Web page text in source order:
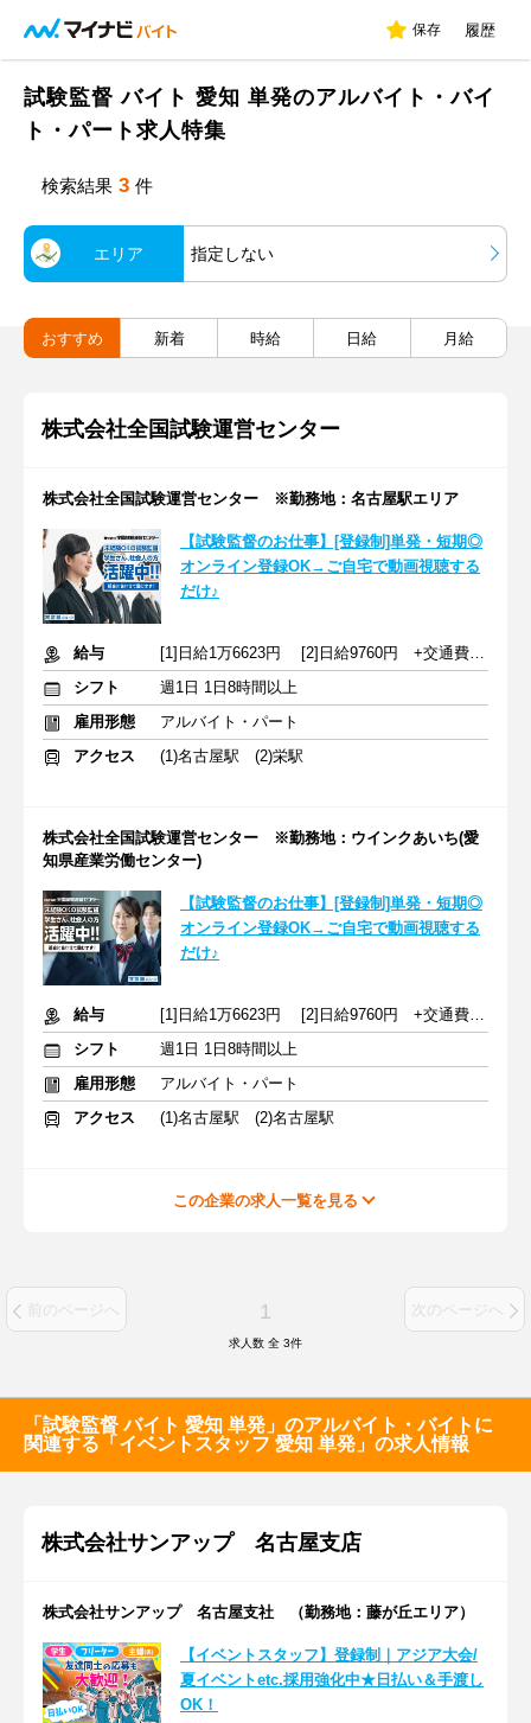
保存 履歴
試験監督 バイト 愛知 単発のアルバイト・バイ
ト・パート求人特集
検索結果 3 件
エリア 指定しない
おすすめ 新着 時給 日給 月給
株式会社全国試験運営センター
株式会社全国試験運営センター ※勤務地：名古屋駅エリア
【試験監督のお仕事】[登録制]単発・短期◎
オンライン登録OK→ご自宅で動画視聴する
だけ♪
給与
[1]日給1万6623円 [2]日給9760円 +交通費規定支給
シフト
週1日 1日8時間以上
雇用形態
アルバイト・パート
アクセス
(1)名古屋駅 (2)栄駅
株式会社全国試験運営センター ※勤務地：ウインクあいち(愛
知県産業労働センター)
【試験監督のお仕事】[登録制]単発・短期◎
オンライン登録OK→ご自宅で動画視聴する
だけ♪
給与
[1]日給1万6623円 [2]日給9760円 +交通費規定支給
シフト
週1日 1日8時間以上
雇用形態
アルバイト・パート
アクセス
(1)名古屋駅 (2)名古屋駅
この企業の求人一覧を見る
前のページへ 1 次のページへ
求人数 全 3件
「試験監督 バイト 愛知 単発」のアルバイト・バイトに
関連する「イベントスタッフ 愛知 単発」の求人情報
株式会社サンアップ 名古屋支店
株式会社サンアップ 名古屋支社 （勤務地：藤が丘エリア）
【イベントスタッフ】登録制｜アジア大会/
夏イベントetc.採用強化中★日払い＆手渡し
OK！